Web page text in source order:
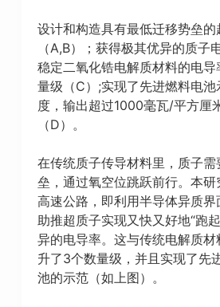
设计和构造具有最低迁移势垒
（A,B）；获得极其优异的质子
稳定二氧化锆电解质材料的电
量级（C）;实现了先进燃料电
度，输出超过1000毫瓦/平方厘
（D）。
在传统质子传导材料里，质子
垒，通过氧空位跳跃前行。本
高速公路，即利用半导体异质界
助推超质子实现又快又好地“跑
异的电导率。这与传统电解质
升了3个数量级，并且实现了先
池的示范（如上图）。